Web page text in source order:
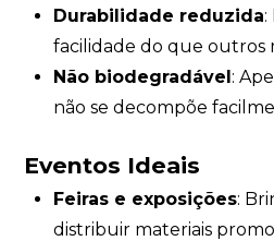
Durabilidade reduzida:
facilidade do que outros
Não biodegradável:
não se decompõe
Eventos Ideais
Feiras e exposições:
distribuir materiais